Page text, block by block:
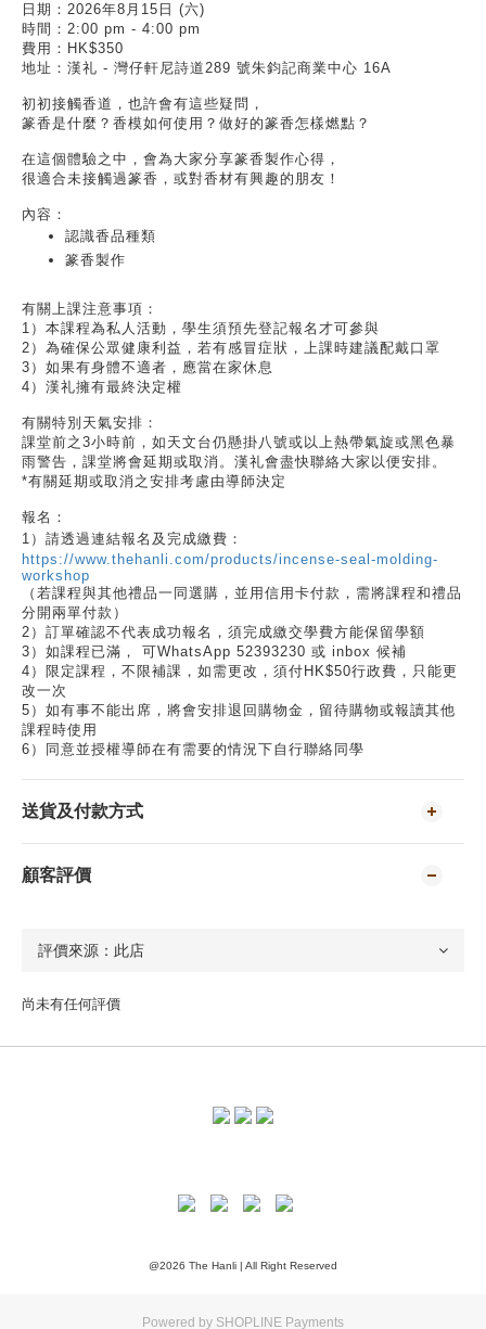
日期 ：2026年8 月15 日 (六)
時間 ：2:00 pm - 4:00 pm
費用： HK$350
地址：漢礼 - 灣仔軒尼詩道289 號朱鈞記商業中心 16A
初初接觸香道，也許會有這些疑問，
篆香是什麼？香模如何使用？做好的篆香怎樣燃點？
在這個體驗之中，會為大家分享篆香製作心得，
很適合未接觸過篆香，或對香材有興趣的朋友！
內容：
認識香品種類
篆香製作
有關上課注意事項：
1 ）本課程為私人活動，學生須預先登記報名才可參與
2 ）為確保公眾健康利益，若有感冒症狀，上課時建議配戴口罩
3 ）如果有身體不適者，應當在家休息
4 ）漢礼擁有最終決定權
有關特別天氣安排：
課堂前之 3小時前，如天文台仍懸掛八號或以上熱帶氣旋或黑色暴
雨警告，課堂將會延期或取消。漢礼會盡快聯絡大家以便安排。
*有關延期或取消之安排考慮由導師決定
報名：
1 ）請透過連結報名及完成繳費：
https://www.thehanli.com/products/incense-seal-molding-
workshop
（若課程與其他禮品一同選購，並用信用卡付款，需將課程和禮品
分開兩單付款）
2 ）訂單確認不代表成功報名，須完成繳交學費方能保留學額
3 ）如課程已滿， 可WhatsApp 52393230 或 inbox 候補
4 ）限定課程，不限補課，如需更改，須付 HK$50行政費，只能更
改一次
5 ）如有事不能出席，將會安排退回購物金，留待購物或報讀其他
課程時使用
6 ）同意並授權導師在有需要的情況下自行聯絡同學
送貨及付款方式
顧客評價
尚未有任何評價
@2026 The Hanli | All Right Reserved
Powered by SHOPLINE Payments